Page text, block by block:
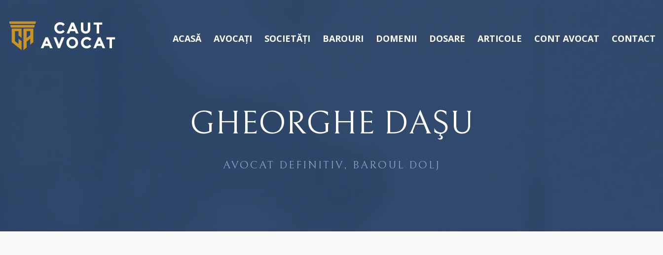
ACASĂ AVOCAȚI SOCIETĂȚI BAROURI DOMENII DOSARE ARTICOLE CONT AVOCAT CONTACT
GHEORGHE DAŞU
AVOCAT DEFINITIV, BAROUL DOLJ